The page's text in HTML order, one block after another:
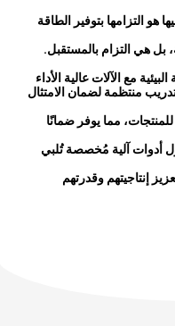
هو التزامها بتوفير الطاقة
هي التزام بالمستقبل.
منتظمة لضمان الامتثال
مما يوفر ضمانًا
أدوات آلية مُخصصة تُلبي
إنتاجيتهم وقدرتهم